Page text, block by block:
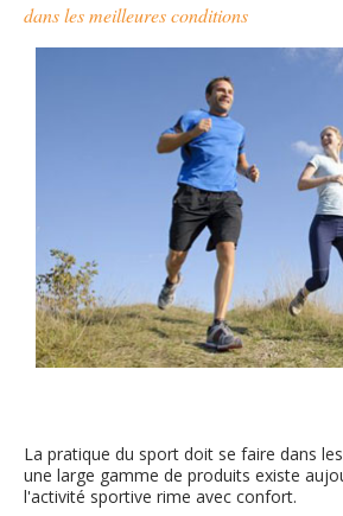
dans les meilleures conditions
La pratique du sport doit se faire dans
une large gamme de produits existe
l'activité sportive rime avec confort.